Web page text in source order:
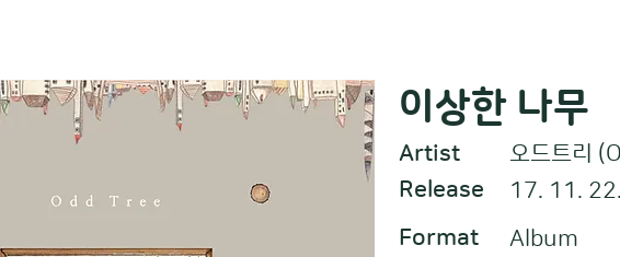
이상한 나무
Artist 오드트리
오드트리
Release
17. 11. 22.
Format
Album